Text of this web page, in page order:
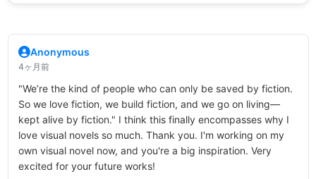
Anonymous
4ヶ月前
"We’re the kind of people who can only be saved by fiction.
So we love fiction, we build fiction, and we go on living—
kept alive by fiction." I think this finally encompasses why I
love visual novels so much. Thank you. I'm working on my
own visual novel now, and you're a big inspiration. Very
excited for your future works!